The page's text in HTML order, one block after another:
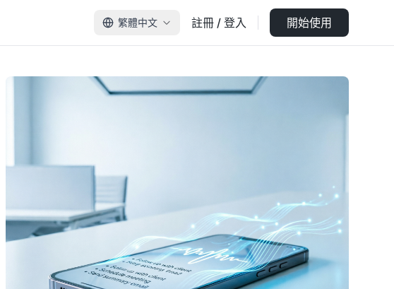
繁體中文 註冊 / 登入 開始使用